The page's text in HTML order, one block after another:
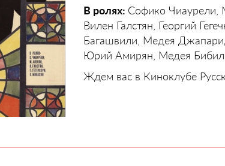
В ролях: Софико Чиаурели,
Вилен Галстян, Георгий
Багашвили, Медея
Юрий Амирян, Медея
Ждем вас в Киноклубе